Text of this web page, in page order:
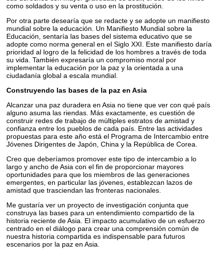
como soldados y su venta o uso en la prostitución.
Por otra parte desearía que se redacte y se adopte un manifiesto
mundial sobre la educación. Un Manifiesto Mundial sobre la
Educación, sentaría las bases del sistema educativo que se
adopte como norma general en el Siglo XXI. Este manifiesto daría
prioridad al logro de la felicidad de los hombres a través de toda
su vida. También expresaría un compromiso moral por
implementar la educación por la paz y la orientada a una
ciudadanía global a escala mundial.
Construyendo las bases de la paz en Asia
Alcanzar una paz duradera en Asia no tiene que ver con qué país
alguno asuma las riendas. Más exactamente, es cuestión de
construir redes de trabajo de múltiples estratos de amistad y
confianza entre los pueblos de cada país. Entre las actividades
propuestas para este año está el Programa de Intercambio entre
Jóvenes Dirigentes de Japón, China y la República de Corea.
Creo que deberíamos promover este tipo de intercambio a lo
largo y ancho de Asia con el fin de proporcionar mayores
oportunidades para que los miembros de las generaciones
emergentes, en particular las jóvenes, establezcan lazos de
amistad que trasciendan las fronteras nacionales.
Me gustaría ver un proyecto de investigación conjunta que
construya las bases para un entendimiento compartido de la
historia reciente de Asia. El impacto acumulativo de un esfuerzo
centrado en el diálogo para crear una comprensión común de
nuestra historia compartida es indispensable para futuros
escenarios por la paz en Asia.